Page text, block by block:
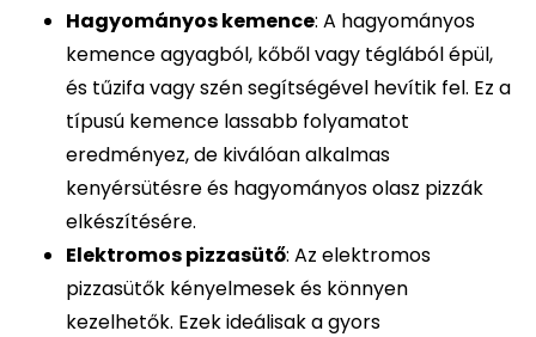
Hagyományos kemence: A hagyományos
kemence agyagból, kőből vagy téglából épül,
és tűzifa vagy szén segítségével hevítik fel. Ez a
típusú kemence lassabb folyamatot
eredményez, de kiválóan alkalmas
kenyérsütésre és hagyományos olasz pizzák
elkészítésére.
Elektromos pizzasütő: Az elektromos
pizzasütők kényelmesek és könnyen
kezelhetők. Ezek ideálisak a gyors